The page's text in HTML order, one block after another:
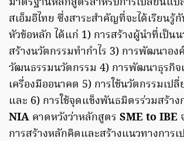
สเอ็มอีไทย ซึ่งสาระสำคัญที่จะได้เรียนรู้
หัวข้อหลัก ได้แก่ 1) การสร้างผู้นำที่เป็น
สร้างนวัตกรรมทำกำไร 3) การพัฒนาอง
วัฒนธรรมนวัตกรรม 4) การพัฒนาธุรกิจ
เครื่องมืออนาคต 5) การใช้นวัตกรรมเป
และ 6) การใช้จุดแข็งพันธมิตรร่วมสร้าง
NIA คาดหวังว่าหลักสูตร SME to IBE
การสร้างหลักคิดและสร้างแนวทางการ